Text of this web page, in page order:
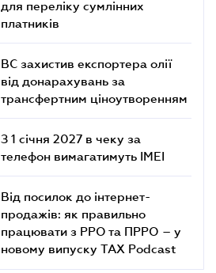
для переліку сумлінних
платників
ВС захистив експортера олії
від донарахувань за
трансфертним ціноутворенням
З 1 січня 2027 в чеку за
телефон вимагатимуть IMEI
Від посилок до інтернет-
продажів: як правильно
працювати з РРО та ПРРО – у
новому випуску TAX Podcast